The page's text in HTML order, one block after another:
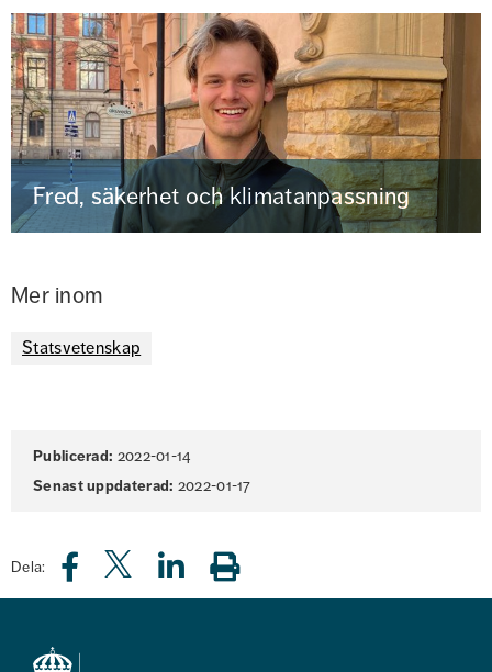
Fred, säkerhet och klimatanpassning
Mer inom
Statsvetenskap
Sidinformation
Publicerad: 2022-01-14
Senast uppdaterad: 2022-01-17
Dela: